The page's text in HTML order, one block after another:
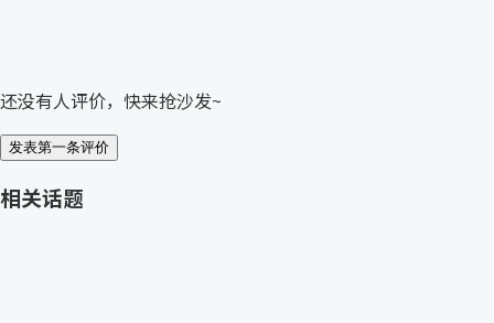
还没有人评价，快来抢沙发~
发表第一条评价
相关话题